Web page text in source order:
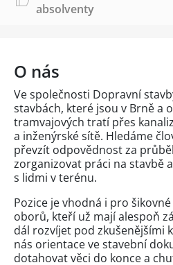
absolventy
O nás
Ve společnosti Dopravní
stavbách, které jsou v Brně a
tramvajových tratí přes
a inženýrské sítě. Hledáme
převzít odpovědnost za
zorganizovat práci na stavbě
s lidmi v terénu.
Pozice je vhodná i pro
oborů, kteří už mají alespoň
dál rozvíjet pod zkušenějšími
nás orientace ve stavební
dotahovat věci do konce a